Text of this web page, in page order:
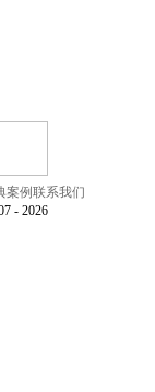
案例联系我们
- 2026